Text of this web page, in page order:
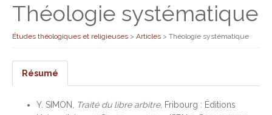
Théologie systématique
Études théologiques et religieuses > Articles > Théologie systématique
Résumé
Y. SIMON, Traité du libre arbitre, Fribourg : Éditions